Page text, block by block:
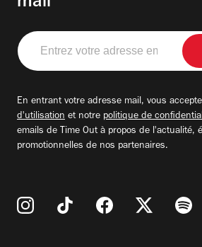
Entrez
votre
adresse
En entrant votre adresse mail, vous
d'utilisation et notre politique de
emails de Time Out à propos de l'actualité,
promotionnelles de nos partenaires.